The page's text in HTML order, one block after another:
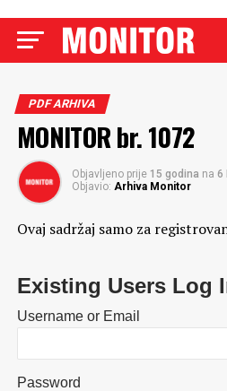
PDF ARHIVA
MONITOR br. 1072
Objavljeno prije 15 godina na 6
Objavio: Arhiva Monitor
Ovaj sadržaj samo za
Existing Users Log
Username or Email
Password